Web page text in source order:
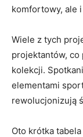
komfortowy, ⁣ale
Wiele​ z tych
‍projektantów, co
kolekcji.
elementami
rewolucjonizują
Oto krótka